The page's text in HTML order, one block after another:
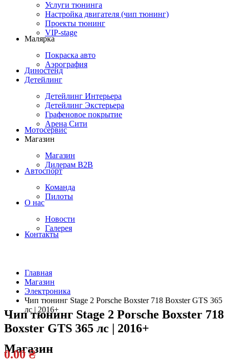
Услуги тюнинга
Настройка двигателя (чип тюнинг)
Проекты тюнинг
VIP-stage
Малярка
Покраска авто
Аэрография
Диностенд
Детейлинг
Детейлинг Интерьера
Детейлинг Экстерьера
Графеновое покрытие
Арена Сити
Мотосервис
Магазин
Магазин
Дилерам B2B
Автоспорт
Команда
Пилоты
О нас
Новости
Галерея
Контакты
Главная
Магазин
Электроника
Чип тюнинг Stage 2 Porsche Boxster 718 Boxster GTS 365
лс | 2016+
Магазин
Чип тюнинг Stage 2 Porsche Boxster 718
Boxster GTS 365 лс | 2016+
0.00₴